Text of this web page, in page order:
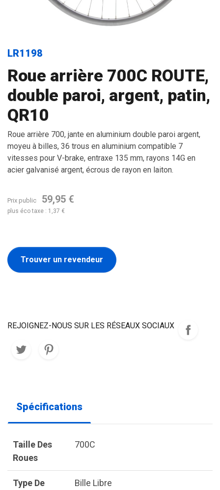
LR1198
Roue arrière 700C ROUTE,
double paroi, argent, patin,
QR10
Roue arrière 700, jante en aluminium double paroi argent,
moyeu à billes, 36 trous en aluminium compatible 7
vitesses pour V-brake, entraxe 135 mm, rayons 14G en
acier galvanisé argent, écrous de rayon en laiton.
Prix public 59,95 €
plus éco taxe : 1,37 €
Trouver un revendeur
REJOIGNEZ-NOUS SUR LES RÉSEAUX SOCIAUX
Spécifications
Taille Des
Roues
700C
Type De
Bille Libre